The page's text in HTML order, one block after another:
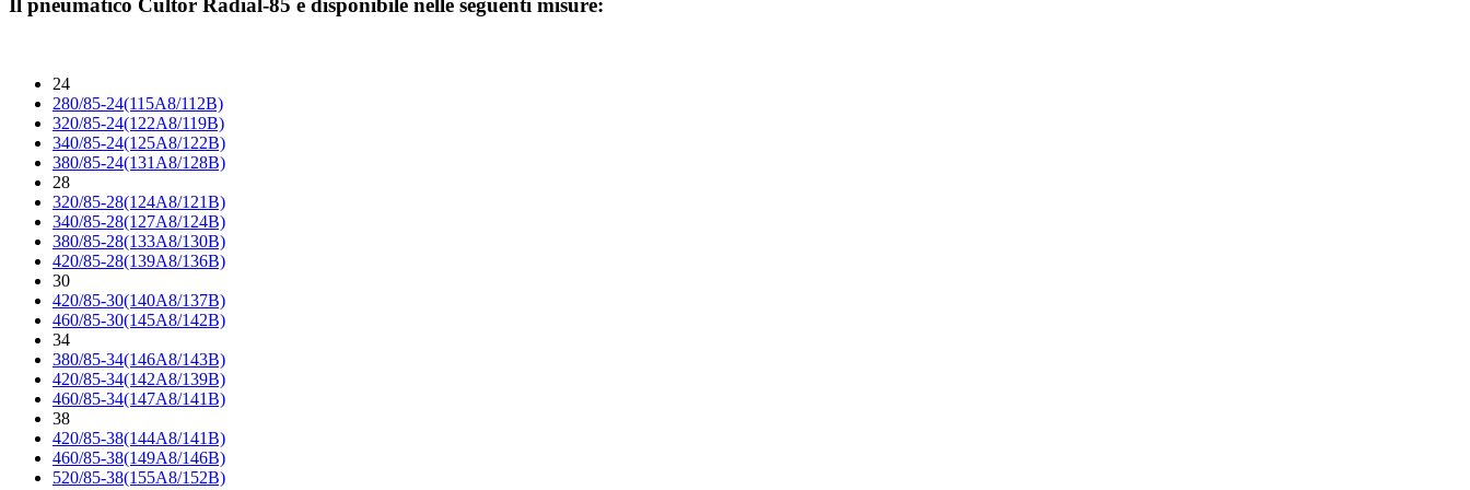
24
280/85-24(115A8/112B)
320/85-24(122A8/119B)
340/85-24(125A8/122B)
380/85-24(131A8/128B)
28
320/85-28(124A8/121B)
340/85-28(127A8/124B)
380/85-28(133A8/130B)
420/85-28(139A8/136B)
30
420/85-30(140A8/137B)
460/85-30(145A8/142B)
34
380/85-34(146A8/143B)
420/85-34(142A8/139B)
460/85-34(147A8/141B)
38
420/85-38(144A8/141B)
460/85-38(149A8/146B)
520/85-38(155A8/152B)